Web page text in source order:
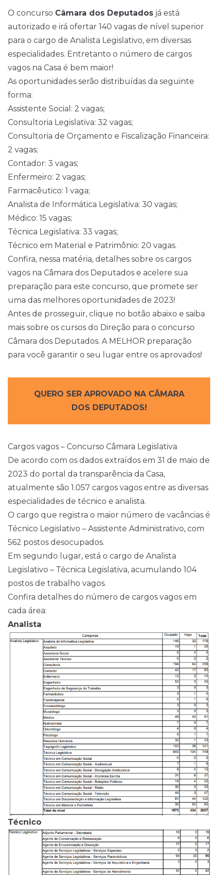
O concurso Câmara dos Deputados já está
autorizado e irá ofertar 140 vagas de nível superior
para o cargo de Analista Legislativo, em diversas
especialidades. Entretanto o número de cargos
vagos na Casa é bem maior!
As oportunidades serão distribuídas da seguinte
forma:
Assistente Social: 2 vagas;
Consultoria Legislativa: 32 vagas;
Consultoria de Orçamento e Fiscalização Financeira:
2 vagas;
Contador: 3 vagas;
Enfermeiro: 2 vagas;
Farmacêutico: 1 vaga;
Analista de Informática Legislativa: 30 vagas;
Médico: 15 vagas;
Técnica Legislativa: 33 vagas;
Técnico em Material e Patrimônio: 20 vagas.
Confira, nessa matéria, detalhes sobre os cargos
vagos na Câmara dos Deputados e acelere sua
preparação para este concurso, que promete ser
uma das melhores oportunidades de 2023!
Antes de prosseguir, clique no botão abaixo e saiba
mais sobre os cursos do Direção para o concurso
Câmara dos Deputados. A MELHOR preparação
para você garantir o seu lugar entre os aprovados!
QUERO SER APROVADO NA CÂMARA
DOS DEPUTADOS!
Cargos vagos – Concurso Câmara Legislativa
De acordo com os dados extraídos em 31 de maio de
2023 do portal da transparência da Casa,
atualmente são 1.057 cargos vagos entre as diversas
especialidades de técnico e analista.
O cargo que registra o maior número de vacâncias é
Técnico Legislativo – Assistente Administrativo, com
562 postos desocupados.
Em segundo lugar, está o cargo de Analista
Legislativo – Técnica Legislativa, acumulando 104
postos de trabalho vagos.
Confira detalhes do número de cargos vagos em
cada área:
Analista
Técnico